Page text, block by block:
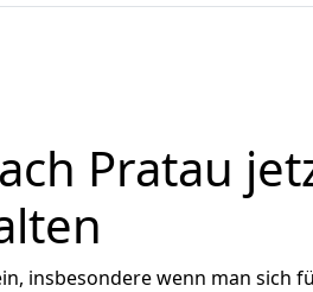
Pratau
insbesondere wenn man sich